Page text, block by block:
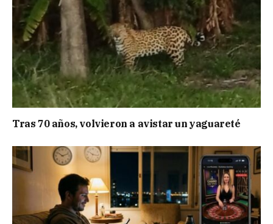
Tras 70 años, volvieron a avistar un yaguareté